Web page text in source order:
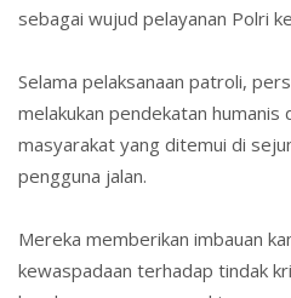
sebagai wujud pelayanan Polri
Selama pelaksanaan patroli,
melakukan pendekatan
masyarakat yang ditemui di
pengguna jalan.
Mereka memberikan imbauan
kewaspadaan terhadap tindak